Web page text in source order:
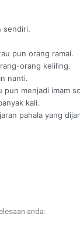
sendiri.
pun orang ramai.
orang keliling.
nanti.
pun menjadi imam
kali.
pahala yang
anda: